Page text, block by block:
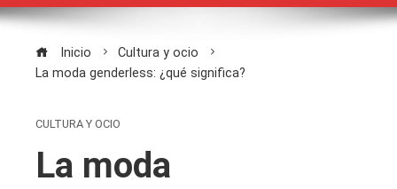
Inicio
Cultura y ocio
La moda genderless: ¿qué significa?
CULTURA Y OCIO
La moda